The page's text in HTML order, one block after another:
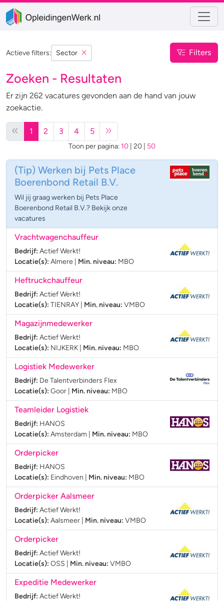
Actieve filters: Sector Filters
Zoeken - Resultaten
Er zijn 262 vacatures gevonden aan de hand van jouw
zoekactie.
1 2 3 4 5
Toon per pagina: 10 20 50
(Tip) Werken bij Pets Place
Boerenbond Retail B.V.
Wil jij graag werken bij Pets Place
Boerenbond Retail B.V.? Bekijk onze
vacatures
Vrachtwagenchauffeur
Bedrijf: Actief Werkt!
Locatie(s): Almere Min. niveau: MBO
Heftruckchauffeur
Bedrijf: Actief Werkt!
Locatie(s): TIENRAY Min. niveau: VMBO
Magazijnmedewerker
Bedrijf: Actief Werkt!
Locatie(s): NIJKERK Min. niveau: MBO
Logistiek Medewerker
Bedrijf: De Talentverbinders Flex
Locatie(s): Goor Min. niveau: MBO
Teamleider Logistiek
Bedrijf: HANOS
Locatie(s): Amsterdam Min. niveau: MBO
Orderpicker
Bedrijf: HANOS
Locatie(s): Eindhoven Min. niveau: MBO
Orderpicker Aalsmeer
Bedrijf: Actief Werkt!
Locatie(s): Aalsmeer Min. niveau: VMBO
Orderpicker
Bedrijf: Actief Werkt!
Locatie(s): OSS Min. niveau: VMBO
Expeditie Medewerker
Bedrijf: Actief Werkt!